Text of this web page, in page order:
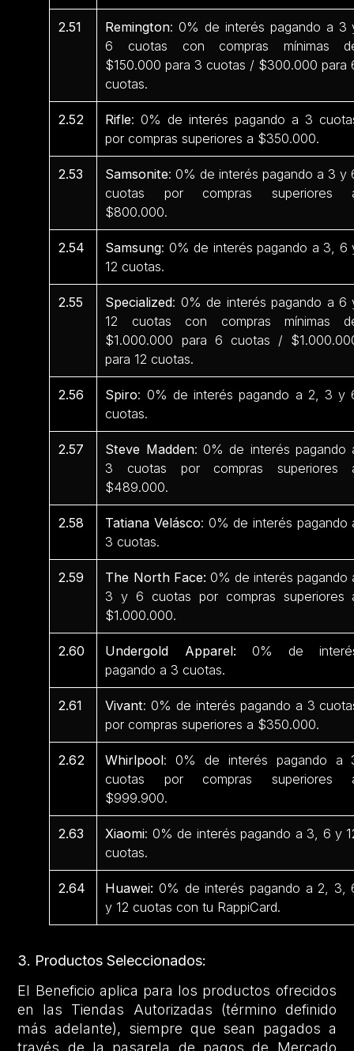
2.51 Remington: 0% de interés pagando a 3
6 cuotas con compras mínimas
$150.000 para 3 cuotas / $300.000 para
cuotas.
2.52 Rifle: 0% de interés pagando a 3
por compras superiores a $350.000.
2.53 Samsonite: 0% de interés pagando a 3 y
cuotas por compras superiores
$800.000.
2.54 Samsung: 0% de interés pagando a 3, 6
12 cuotas.
2.55 Specialized: 0% de interés pagando a 6
12 cuotas con compras mínimas
$1.000.000 para 6 cuotas /
para 12 cuotas.
2.56 Spiro: 0% de interés pagando a 2, 3 y
cuotas.
2.57 Steve Madden: 0% de interés pagando
3 cuotas por compras superiores
$489.000.
2.58 Tatiana Velásco: 0% de interés pagando
3 cuotas.
2.59 The North Face: 0% de interés pagando
3 y 6 cuotas por compras superiores
$1.000.000.
2.60 Undergold Apparel: 0% de
pagando a 3 cuotas.
2.61 Vivant: 0% de interés pagando a 3
por compras superiores a $350.000.
2.62 Whirlpool: 0% de interés pagando a
cuotas por compras superiores
$999.900.
2.63 Xiaomi: 0% de interés pagando a 3, 6 y
cuotas.
2.64 Huawei: 0% de interés pagando a 2, 3,
y 12 cuotas con tu RappiCard.
3. Productos Seleccionados:
El Beneficio aplica para los productos ofrecidos
en las Tiendas Autorizadas (término definido
más adelante), siempre que sean pagados a
través de la pasarela de pagos de Mercado